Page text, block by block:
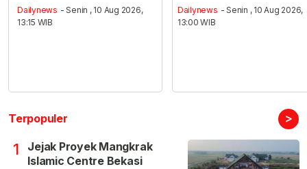
Dailynews - Senin , 10 Aug 2026,
13:15 WIB
Dailynews - Senin , 10 Aug 2026,
13:00 WIB
Terpopuler >
1
Jejak Proyek Mangkrak
Islamic Centre Bekasi